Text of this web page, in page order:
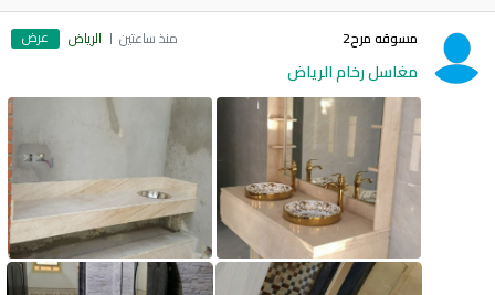
مسوقه مرح2 منذ ساعتين الرياض عرض
مغاسل رخام الرياض